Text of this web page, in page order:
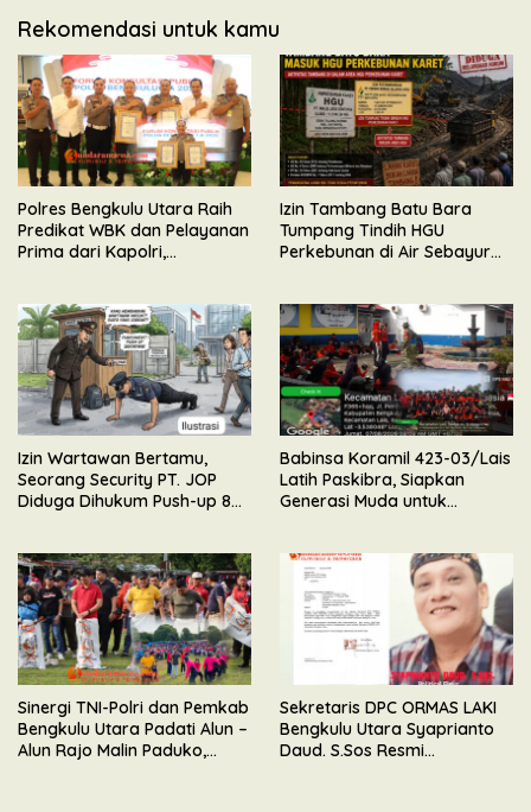
Rekomendasi untuk kamu
Polres Bengkulu Utara Raih
Predikat WBK dan Pelayanan
Prima dari Kapolri,
Izin Tambang Batu Bara
Tumpang Tindih HGU
Perkebunan di Air Sebayur
Pemeriksaan
Izin Wartawan Bertamu,
Seorang Security PT. JOP
Diduga Dihukum Push-up 80
Babinsa Koramil 423-03/Lais
Latih Paskibra, Siapkan
Generasi Muda untuk
Sinergi TNI-Polri dan Pemkab
Bengkulu Utara Padati Alun –
Alun Rajo Malin Paduko,
Sekretaris DPC ORMAS LAKI
Bengkulu Utara Syaprianto
Daud. S.Sos Resmi